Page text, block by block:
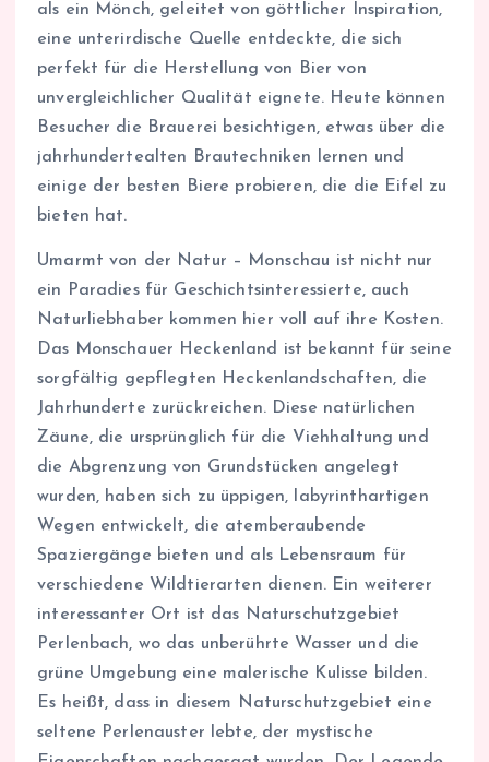
als ein Mönch, geleitet von göttlicher Inspiration,
eine unterirdische Quelle entdeckte, die sich
perfekt für die Herstellung von Bier von
unvergleichlicher Qualität eignete. Heute können
Besucher die Brauerei besichtigen, etwas über die
jahrhundertealten Brautechniken lernen und
einige der besten Biere probieren, die die Eifel zu
bieten hat.
Umarmt von der Natur – Monschau ist nicht nur
ein Paradies für Geschichtsinteressierte, auch
Naturliebhaber kommen hier voll auf ihre Kosten.
Das Monschauer Heckenland ist bekannt für seine
sorgfältig gepflegten Heckenlandschaften, die
Jahrhunderte zurückreichen. Diese natürlichen
Zäune, die ursprünglich für die Viehhaltung und
die Abgrenzung von Grundstücken angelegt
wurden, haben sich zu üppigen, labyrinthartigen
Wegen entwickelt, die atemberaubende
Spaziergänge bieten und als Lebensraum für
verschiedene Wildtierarten dienen. Ein weiterer
interessanter Ort ist das Naturschutzgebiet
Perlenbach, wo das unberührte Wasser und die
grüne Umgebung eine malerische Kulisse bilden.
Es heißt, dass in diesem Naturschutzgebiet eine
seltene Perlenauster lebte, der mystische